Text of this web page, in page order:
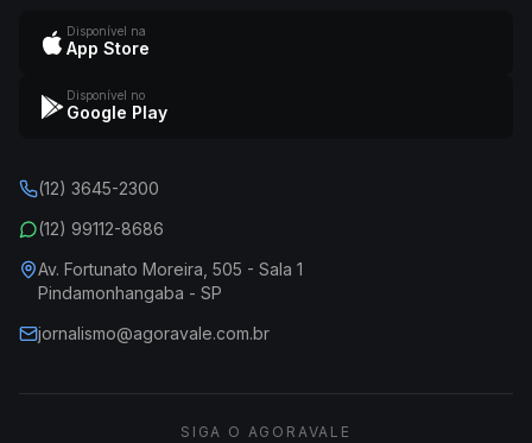
Disponível na
App Store
Disponível no
Google Play
(12) 3645-2300
(12) 99112-8686
Av. Fortunato Moreira, 505 - Sala 1
Pindamonhangaba - SP
jornalismo@agoravale.com.br
SIGA O AGORAVALE